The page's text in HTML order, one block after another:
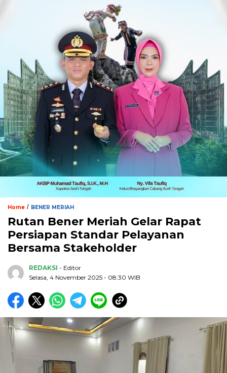
Home / BENER MERIAH
Rutan Bener Meriah Gelar Rapat
Persiapan Standar Pelayanan
Bersama Stakeholder
REDAKSI - Editor
Selasa, 4 November 2025 - 08:30 WIB